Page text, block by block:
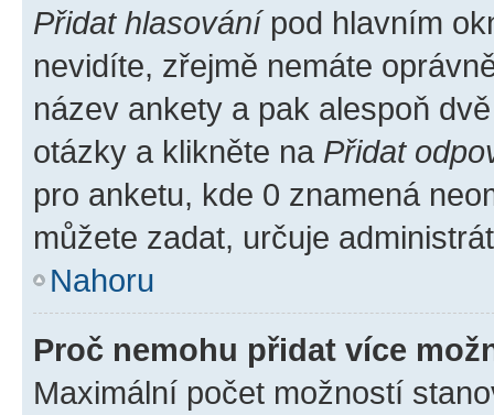
Přidat hlasovánípod hlavním
nevidíte, zřejmě nemáte
název ankety a pak alespoň
otázky a klikněte na Přidat
pro anketu, kde 0 znamená
můžete zadat, určuje
Nahoru
Proč nemohu přidat více
Maximální počet možností